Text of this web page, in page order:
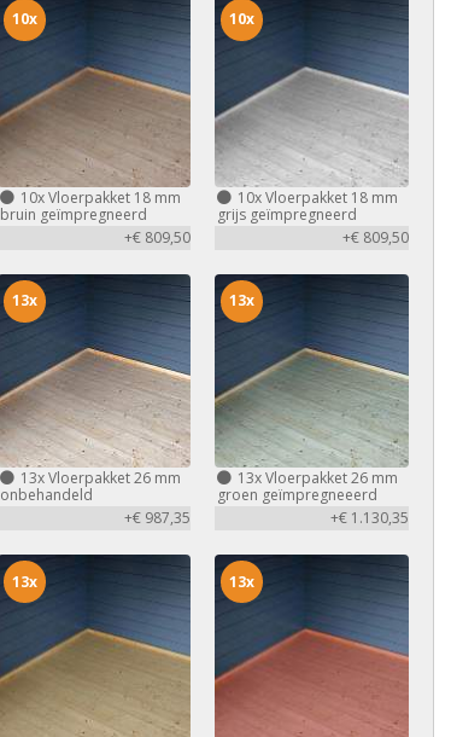
10xVloerpakket 18 mm
bruin geïmpregneerd
+€ 809,50
10x
10xVloerpakket 18 mm
grijs geïmpregneerd
+€ 809,50
10x
13xVloerpakket 26 mm
onbehandeld
+€ 987,35
13x
13xVloerpakket 26 mm
groen geïmpregneeerd
+€ 1.130,35
13x
13x 13x